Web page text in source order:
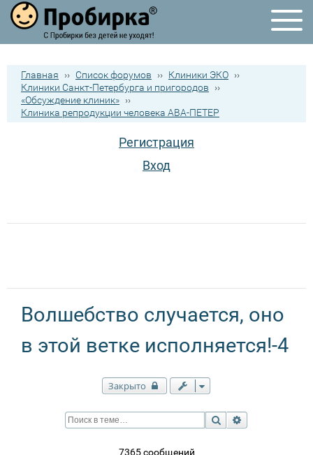
Главная ›› Список форумов ›› Клиники ЭКО ››
Клиники Санкт-Петербурга и пригородов
››
«Обсуждение клиник» ››
Клиника репродукции человека АВА-ПЕТЕР
Регистрация
Вход
Волшебство случается, оно
в этой ветке исполняется!-4
Закрыто
Поиск
7365 сообщений